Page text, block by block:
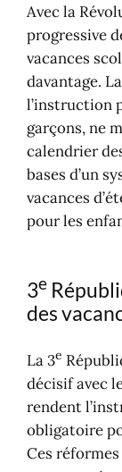
Avec la
progressive
vacances
davantage.
l’instruction
garçons, ne
calendrier
bases d’un
vacances
pour les
3e
des
La 3e
décisif avec
rendent
obligatoire
Ces